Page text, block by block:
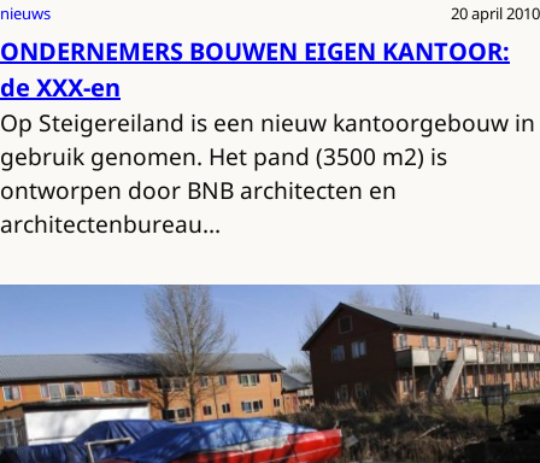
nieuws 20 april 2010
ONDERNEMERS BOUWEN EIGEN KANTOOR:
de XXX-en
Op Steigereiland is een nieuw kantoorgebouw in
gebruik genomen. Het pand (3500 m2) is
ontworpen door BNB architecten en
architectenbureau…